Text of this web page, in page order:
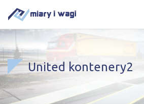
United kontenery2